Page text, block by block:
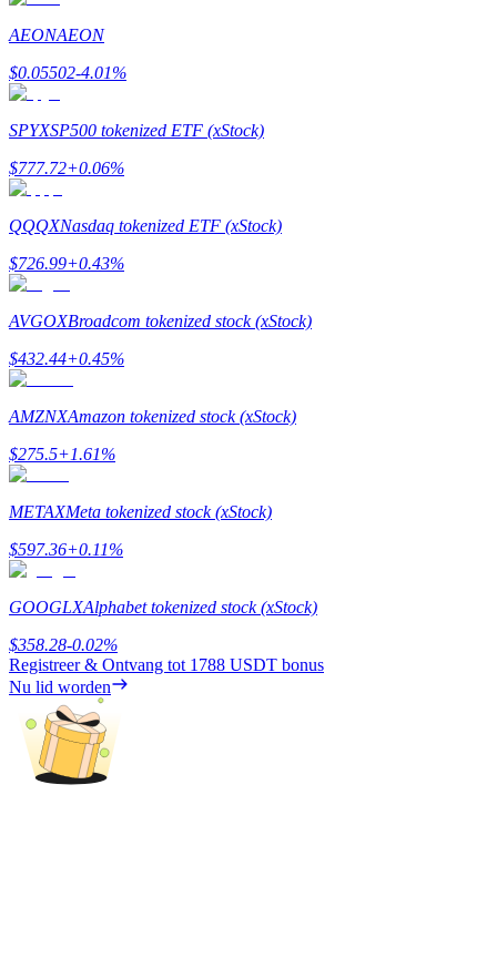
Doorverwijzing
Nodig een vriend uit om contante beloningen te ontvangen
BTC Welcome Rewards
BTC Welcome Rewards
Deposit & Trade BTC to Share 25000 USDT prize pool!
Deposit CASHCAT & Win
Share 500000 CASHCAT prize pool
Exclusive for BitMart Users
Register & Trade to Win 500,000 USDT
Precious Metals Trading Carnival
Trade Gold & Silver · 33,333 USDT Bonus
AEONAEON
$0.05502-4.01%
SPYXSP500 tokenized ETF (xStock)
$777.72+0.06%
QQQXNasdaq tokenized ETF (xStock)
$726.99+0.43%
AVGOXBroadcom tokenized stock (xStock)
$432.44+0.45%
AMZNXAmazon tokenized stock (xStock)
$275.5+1.61%
METAXMeta tokenized stock (xStock)
$597.36+0.11%
GOOGLXAlphabet tokenized stock (xStock)
$358.28-0.02%
Registreer & Ontvang tot 1788 USDT bonus
Nu lid worden